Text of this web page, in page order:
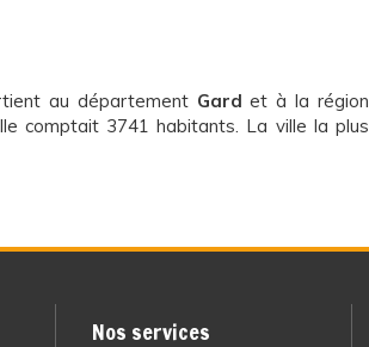
au département Gard et à la région
comptait 3741 habitants. La ville la plus
Nos services